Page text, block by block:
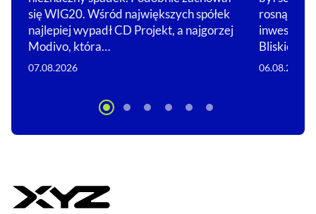
się WIG20. Wśród największych spółek
najlepiej wypadł CD Projekt, a najgorzej
Modivo, która…
07.08.2026
rosną na
Bliskiego
06.08.2026